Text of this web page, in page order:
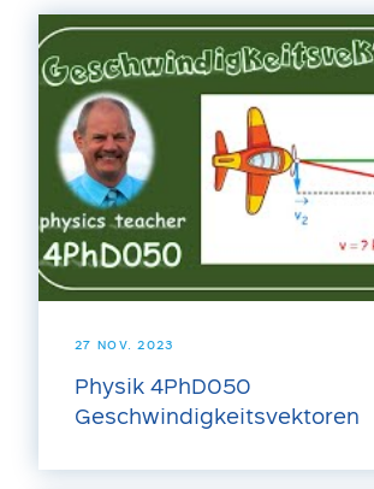
27 NOV. 2023
Physik 4PhD050
Geschwindigkeitsvektoren